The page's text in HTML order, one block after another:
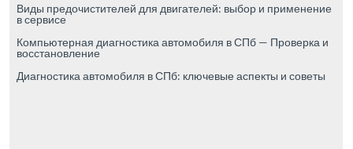
Виды предочистителей для двигателей: выбор и применение
в сервисе
Компьютерная диагностика автомобиля в СПб — Проверка и
восстановление
Диагностика автомобиля в СПб: ключевые аспекты и советы